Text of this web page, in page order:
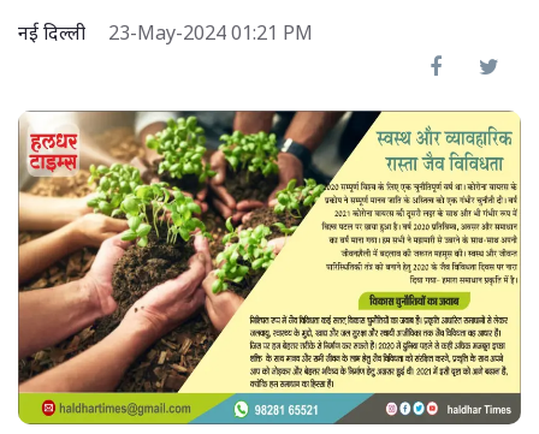
नई दिल्ली 23-May-2024 01:21 PM